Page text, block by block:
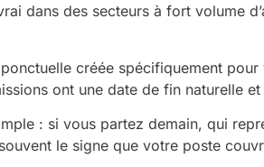
dans des secteurs à fort volume
ponctuelle créée spécifiquement
ont une date de fin naturelle
: si vous partez demain, qui
le signe que votre poste